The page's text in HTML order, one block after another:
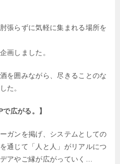
張らずに気軽に集まれる場所を
画しました。
を囲みながら、尽きることのな
た。
広がる。】
ガンを掲げ、システムとしての
通じて「人と人」がリアルにつ
アやご縁が広がっていく…